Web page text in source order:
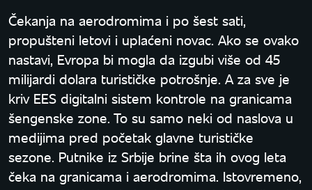
Čekanja na aerodromima i po šest sati,
propušteni letovi i uplaćeni novac. Ako se ovako
nastavi, Evropa bi mogla da izgubi više od 45
milijardi dolara turističke potrošnje. A za sve je
kriv EES digitalni sistem kontrole na granicama
šengenske zone. To su samo neki od naslova u
medijima pred početak glavne turističke
sezone. Putnike iz Srbije brine šta ih ovog leta
čeka na granicama i aerodromima. Istovremeno,